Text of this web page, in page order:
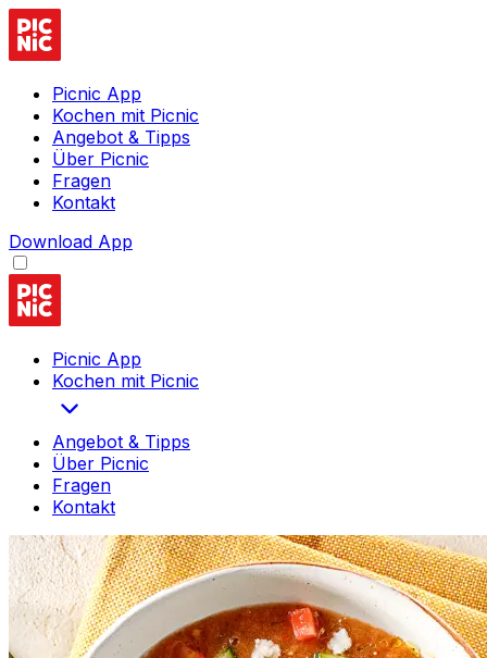
Picnic App
Kochen mit Picnic
Angebot & Tipps
Über Picnic
Fragen
Kontakt
Download App
Picnic App
Kochen mit Picnic
Angebot & Tipps
Über Picnic
Fragen
Kontakt